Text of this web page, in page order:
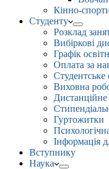
Кінно-
Студенту
Розклад
Вибіркові
Графік
Оплата за
Студентське
Виховна
Гуртожитки
Інформація
Вступнику
Наука